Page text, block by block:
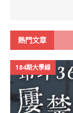
熱門文章
184期大學線